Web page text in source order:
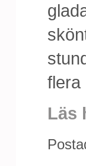
flera
Läs